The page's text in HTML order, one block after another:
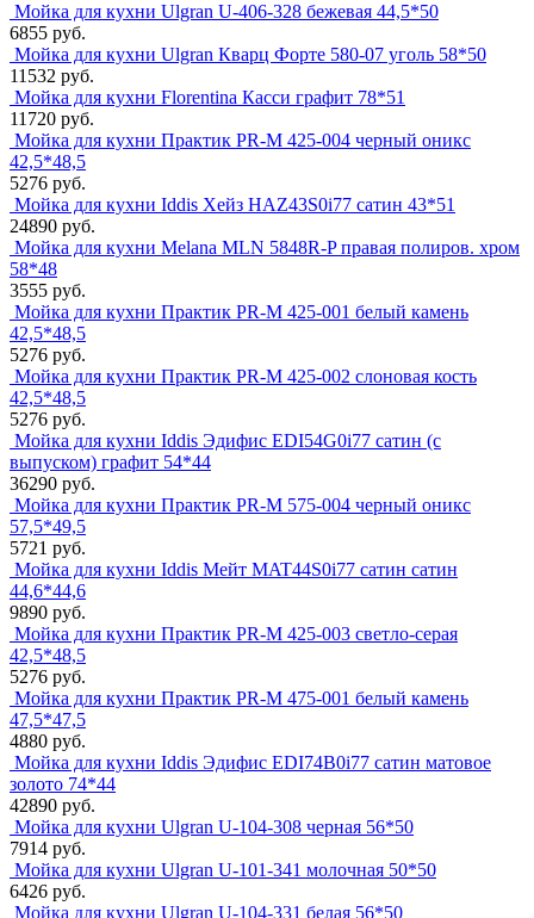
Мойка для кухни Ulgran U-406-328 бежевая 44,5*50
6855 руб.
Мойка для кухни Ulgran Кварц Форте 580-07 уголь 58*50
11532 руб.
Мойка для кухни Florentina Касси графит 78*51
11720 руб.
Мойка для кухни Практик PR-M 425-004 черный оникс
42,5*48,5
5276 руб.
Мойка для кухни Iddis Хейз HAZ43S0i77 сатин 43*51
24890 руб.
Мойка для кухни Melana MLN 5848R-P правая полиров. хром
58*48
3555 руб.
Мойка для кухни Практик PR-M 425-001 белый камень
42,5*48,5
5276 руб.
Мойка для кухни Практик PR-M 425-002 слоновая кость
42,5*48,5
5276 руб.
Мойка для кухни Iddis Эдифис EDI54G0i77 сатин (с
выпуском) графит 54*44
36290 руб.
Мойка для кухни Практик PR-M 575-004 черный оникс
57,5*49,5
5721 руб.
Мойка для кухни Iddis Мейт MAT44S0i77 сатин сатин
44,6*44,6
9890 руб.
Мойка для кухни Практик PR-M 425-003 светло-серая
42,5*48,5
5276 руб.
Мойка для кухни Практик PR-M 475-001 белый камень
47,5*47,5
4880 руб.
Мойка для кухни Iddis Эдифис EDI74B0i77 сатин матовое
золото 74*44
42890 руб.
Мойка для кухни Ulgran U-104-308 черная 56*50
7914 руб.
Мойка для кухни Ulgran U-101-341 молочная 50*50
6426 руб.
Мойка для кухни Ulgran U-104-331 белая 56*50